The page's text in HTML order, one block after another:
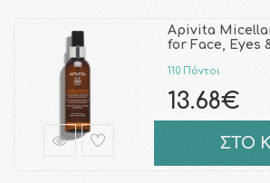
Apivita
for Face, Eyes
110 Πόντοι
13.68€
ΣΤΟ